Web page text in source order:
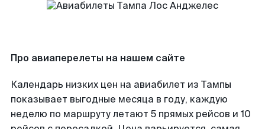
Про авиаперелеты на нашем сайте
Календарь низких цен на авиабилет из Тампы
показывает выгодные месяца в году, каждую
неделю по маршруту летают 5 прямых рейсов и 10